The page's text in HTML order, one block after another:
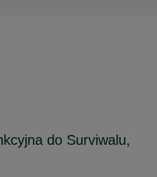
do Surviwalu,